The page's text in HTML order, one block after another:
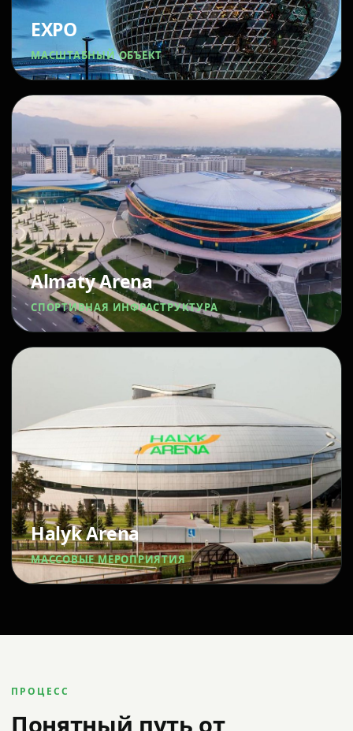
EXPO
МАСШТАБНЫЙ ОБЪЕКТ
Almaty Arena
СПОРТИВНАЯ ИНФРАСТРУКТУРА
Halyk Arena
МАССОВЫЕ МЕРОПРИЯТИЯ
ПРОЦЕСС
Понятный путь от